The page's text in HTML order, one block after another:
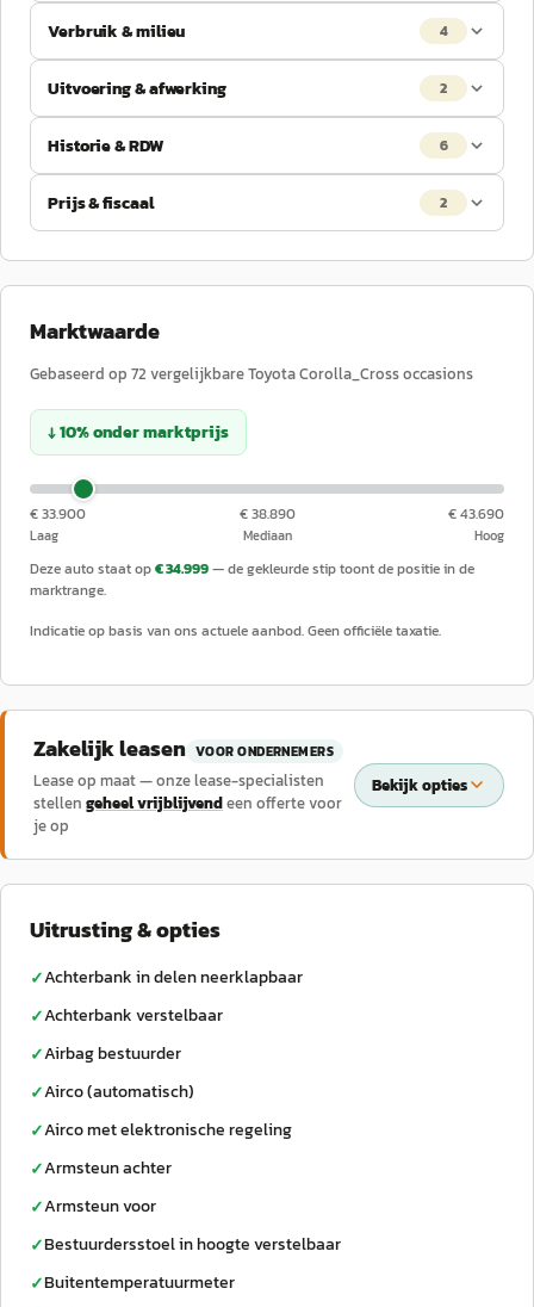
Verbruik & milieu 4
Uitvoering & afwerking 2
Historie & RDW 6
Prijs & fiscaal 2
Marktwaarde
Gebaseerd op 72 vergelijkbareToyotaCorolla_Crossoccasions
↓10%ondermarktprijs
€ 33.900
Laag
€ 38.890
Mediaan
€ 43.690
Hoog
Deze auto staat op€ 34.999— de gekleurde stip toont de positie in de
marktrange.
Indicatie op basis van ons actuele aanbod. Geen officiële taxatie.
Zakelijk leasen VOOR ONDERNEMERS
Lease op maat — onze lease-specialisten
stellen geheel vrijblijvendeen offerte voor
je op
Bekijk opties
Uitrusting & opties
✓Achterbank in delen neerklapbaar
✓Achterbank verstelbaar
✓Airbag bestuurder
✓Airco (automatisch)
✓Airco met elektronische regeling
✓Armsteun achter
✓Armsteun voor
✓Bestuurdersstoel in hoogte verstelbaar
✓Buitentemperatuurmeter